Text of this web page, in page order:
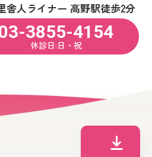
舎人ライナー 高野駅徒歩2分
3855-4154
休診日:日・祝